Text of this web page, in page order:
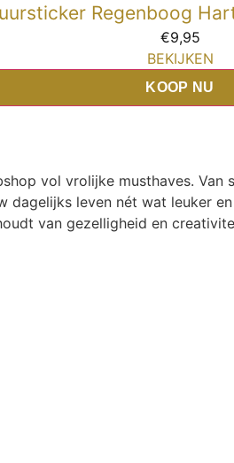
Regenboog
€9,95
BEKIJKEN
KOOP NU
vol vrolijke musthaves.
leven nét wat leuker
van gezelligheid en